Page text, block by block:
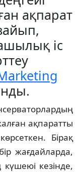
ақпарат
іс
ақпаратты
Бірақ
жағдайларда,
кезінде,